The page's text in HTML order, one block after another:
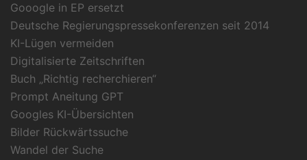
Gooogle in EP ersetzt
Deutsche Regierungspressekonferenzen seit 2014
KI-Lügen vermeiden
Digitalisierte Zeitschriften
Buch „Richtig recherchieren“
Prompt Aneitung GPT
Googles KI-Übersichten
Bilder Rückwärtssuche
Wandel der Suche